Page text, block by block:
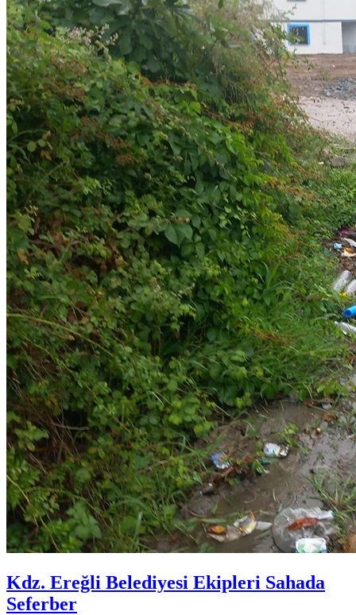
Kdz. Ereğli Belediyesi Ekipleri Sahada
Seferber